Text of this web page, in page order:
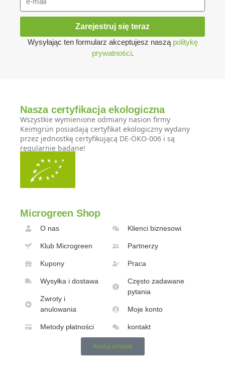
Zarejestruj się teraz
Wysyłając ten formularz akceptujesz naszą politykę
prywatności.
Nasza certyfikacja ekologiczna
Wszystkie wymienione odmiany nasion firmy
Keimgrün posiadają certyfikat ekologiczny wydany
przez jednostkę certyfikującą DE-ÖKO-006 i są
regularnie badane!
Microgreen Shop
O nas
Klub Microgreen
Kupony
Wysyłka i dostawa
Zwroty i
anulowania
Metody płatności
Klienci biznesowi
Partnerzy
Praca
Często zadawane
pytania
Moje konto
kontakt
Anuluj umowę